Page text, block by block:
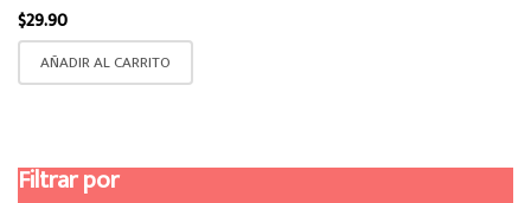
$29.90
AÑADIR AL CARRITO
Filtrar por